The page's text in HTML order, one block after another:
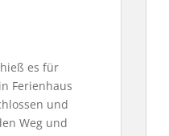
es für
Ferienhaus
und
Weg und